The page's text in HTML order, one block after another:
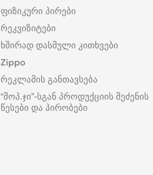
ფიზიკური პირები
რეკვიზიტები
ხშირად დასმული კითხვები
Zippo
რეკლამის განთავსება
“შოპ.ჯი”-სგან პროდუქციის შეძენის
წესები და პირობები